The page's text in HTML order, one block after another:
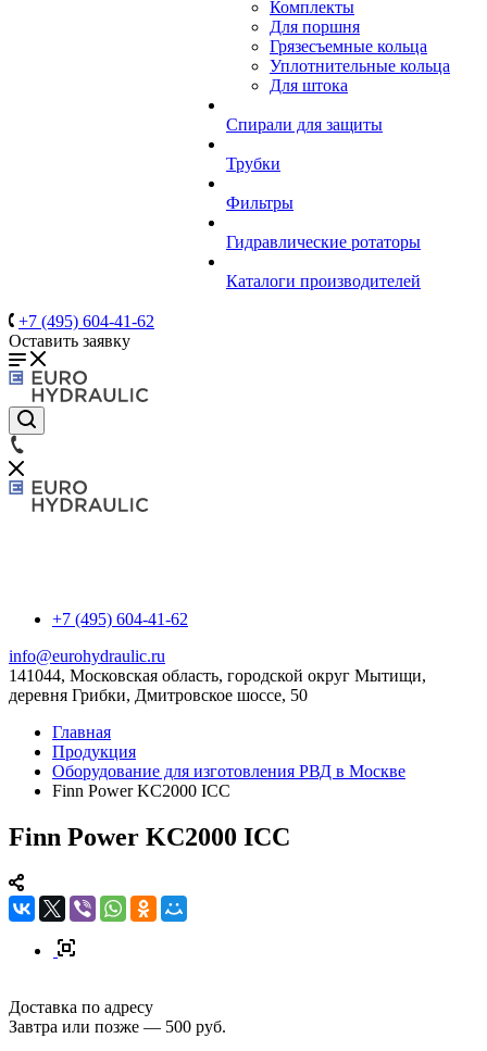
Комплекты
Для поршня
Грязесъемные кольца
Уплотнительные кольца
Для штока
Спирали для защиты
Трубки
Фильтры
Гидравлические ротаторы
Каталоги производителей
+7 (495) 604-41-62
Оставить заявку
+7 (495) 604-41-62
info@eurohydraulic.ru
141044, Московская область, городской округ Мытищи,
деревня Грибки, Дмитровское шоссе, 50
Главная
Продукция
Оборудование для изготовления РВД в Москве
Finn Power KC2000 ICC
Finn Power KC2000 ICC
Доставка по адресу
Завтра или позже — 500 руб.